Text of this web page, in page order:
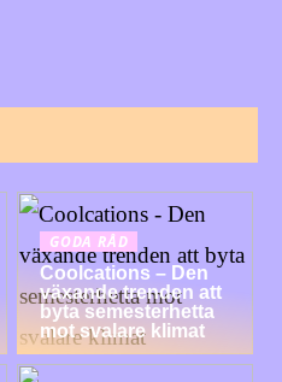
GODA RÅD
Coolcations – Den
växande trenden att
byta semesterhetta
mot svalare klimat